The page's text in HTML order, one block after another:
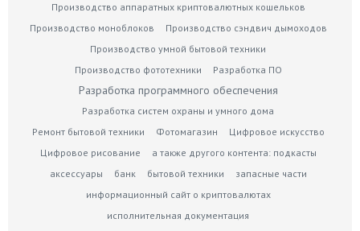
Производство аппаратных криптовалютных кошельков
Производство моноблоков
Производство сэндвич дымоходов
Производство умной бытовой техники
Производство фототехники
Разработка ПО
Разработка программного обеспечения
Разработка систем охраны и умного дома
Ремонт бытовой техники
Фотомагазин
Цифровое искусство
Цифровое рисование
а также другого контента: подкасты
аксессуары
банк бытовой техники
запасные части
информационный сайт о криптовалютах
исполнительная документация